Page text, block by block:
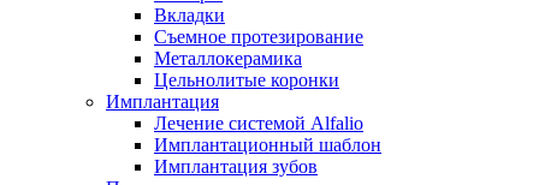
Вкладки
Съемное протезирование
Металлокерамика
Цельнолитые коронки
Имплантация
Лечение системой Alfalio
Имплантационный шаблон
Имплантация зубов